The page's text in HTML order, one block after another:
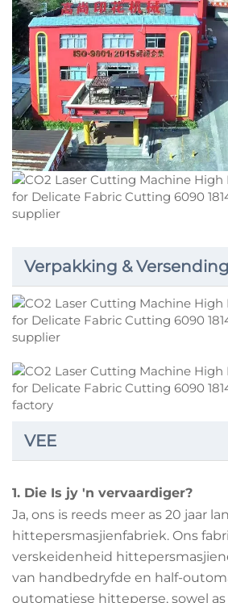
Verpakking & Versending
VEE
1. Die Is jy 'n vervaardiger?
Ja, ons is reeds meer as 20 jaar
hittepersmasjienfabriek. Ons
verskeidenheid
van handbedryfde en half-
outomatiese hitteperse, sowel